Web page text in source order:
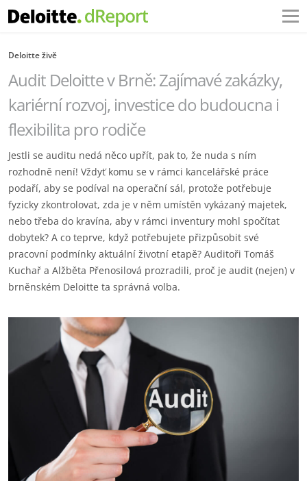
Deloitte živě
Audit Deloitte v Brně: Zajímavé zakázky,
kariérní rozvoj, investice do budoucna i
flexibilita pro rodiče
Jestli se auditu nedá něco upřít, pak to, že nuda s ním
rozhodně není! Vždyť komu se v rámci kancelářské práce
podaří, aby se podíval na operační sál, protože potřebuje
fyzicky zkontrolovat, zda je v něm umístěn vykázaný majetek,
nebo třeba do kravína, aby v rámci inventury mohl spočítat
dobytek? A co teprve, když potřebujete přizpůsobit své
pracovní podmínky aktuální životní etapě? Auditoři Tomáš
Kuchař a Alžběta Přenosilová prozradili, proč je audit (nejen) v
brněnském Deloitte ta správná volba.